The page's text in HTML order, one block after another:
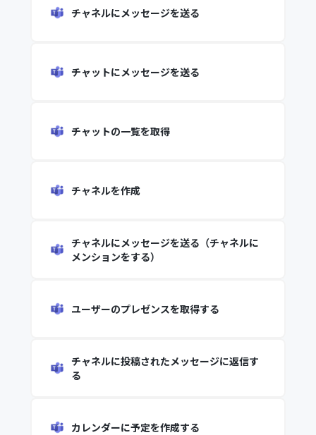
チャネルにメッセージを送る
チャットにメッセージを送る
チャットの一覧を取得
チャネルを作成
チャネルにメッセージを送る（チャネルに
メンションをする）
ユーザーのプレゼンスを取得する
チャネルに投稿されたメッセージに返信す
る
カレンダーに予定を作成する